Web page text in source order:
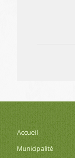
Accueil
Municipalité